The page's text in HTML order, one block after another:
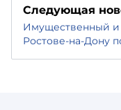
Следующая
Имущественный и
Ростове-на-Дону